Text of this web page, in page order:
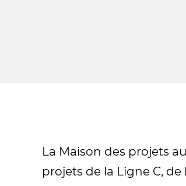
La Maison des projets
projets de la Ligne C,